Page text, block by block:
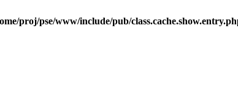
proj/pse/www/include/pub/